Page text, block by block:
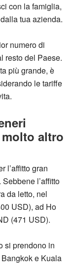
con la famiglia,
tua azienda.
numero di
resto del Paese.
più grande, è
le tariffe
altro
l’affitto gran
l’affitto
da letto, nel
USD), ad Ho
(471 USD).
si prendono in
e Kuala